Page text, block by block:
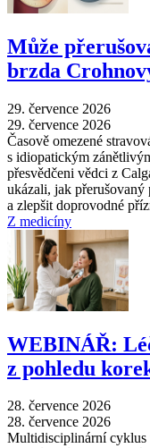
Může
brzda
29. července 2026
29. července 2026
Časově omezené
s idiopatickým
přesvědčeni vědci z
ukázali, jak
a zlepšit doprovodné
Z medicíny
WEBINÁŘ:
z pohledu
28. července 2026
28. července 2026
Multidisciplinární cyklus